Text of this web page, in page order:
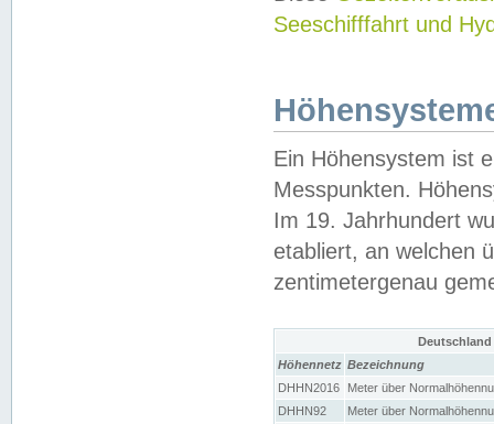
Seeschifffahrt und
Ein Höhensystem ist
Messpunkten.
Im 19. Jahrhundert
etabliert, an welchen
zentimetergenau
Höhennetz Bezeichnung
DHHN2016
Meter über
DHHN92
Meter über